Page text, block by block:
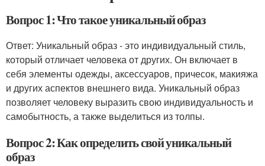
Вопрос 1: Что такое уникальный образ
Ответ: Уникальный образ - это индивидуальный стиль,
который отличает человека от других. Он включает в
себя элементы одежды, аксессуаров, причесок, макияжа
и других аспектов внешнего вида. Уникальный образ
позволяет человеку выразить свою индивидуальность и
самобытность, а также выделиться из толпы.
Вопрос 2: Как определить свой уникальный
образ